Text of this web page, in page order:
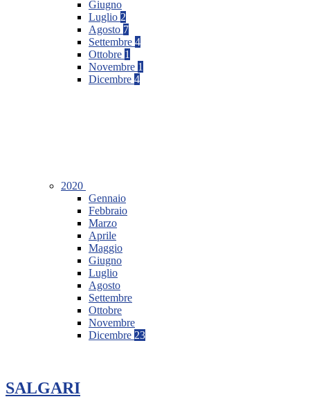
Giugno
Luglio 2
Agosto 7
Settembre 4
Ottobre 1
Novembre 1
Dicembre 4
2020
Gennaio
Febbraio
Marzo
Aprile
Maggio
Giugno
Luglio
Agosto
Settembre
Ottobre
Novembre
Dicembre 23
SALGARI